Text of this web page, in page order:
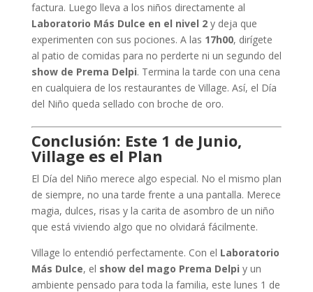
factura. Luego lleva a los niños directamente al
Laboratorio Más Dulce en el nivel 2y deja que
experimenten con sus pociones. A las 17h00, dirígete
al patio de comidas para no perderte ni un segundo del
show de Prema Delpi. Termina la tarde con una cena
en cualquiera de los restaurantes de Village. Así, el Día
del Niño queda sellado con broche de oro.
Conclusión: Este 1 de Junio,
Village es el Plan
El Día del Niño merece algo especial. No el mismo plan
de siempre, no una tarde frente a una pantalla. Merece
magia, dulces, risas y la carita de asombro de un niño
que está viviendo algo que no olvidará fácilmente.
Village lo entendió perfectamente. Con el Laboratorio
Más Dulce, el show del mago Prema Delpi y un
ambiente pensado para toda la familia, este lunes 1 de